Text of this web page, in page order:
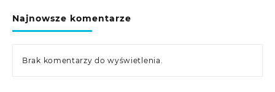
Najnowsze komentarze
Brak komentarzy do wyświetlenia.